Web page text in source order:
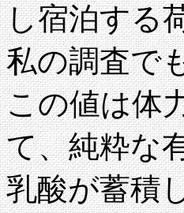
し宿泊する
私の調査で
この値は体
て、純粋な
乳酸が蓄積